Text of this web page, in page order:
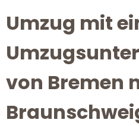
Umzug mit
von Bremen